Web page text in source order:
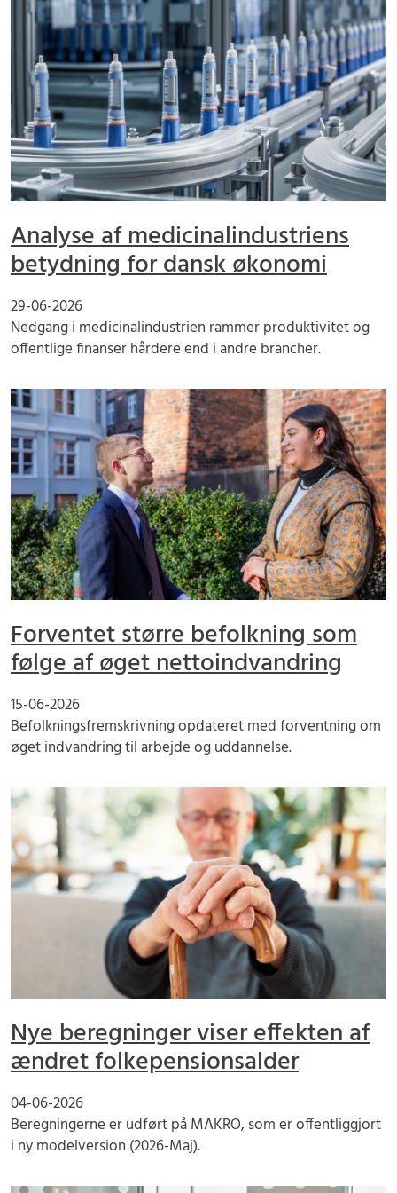
Analyse af medicinalindustriens
betydning for dansk økonomi
29-06-2026
Nedgang i medicinalindustrien rammer produktivitet og
offentlige finanser hårdere end i andre brancher.
Forventet større befolkning som
følge af øget nettoindvandring
15-06-2026
Befolkningsfremskrivning opdateret med forventning om
øget indvandring til arbejde og uddannelse.
Nye beregninger viser effekten af
ændret folkepensionsalder
04-06-2026
Beregningerne er udført på MAKRO, som er offentliggjort
i ny modelversion (2026-Maj).